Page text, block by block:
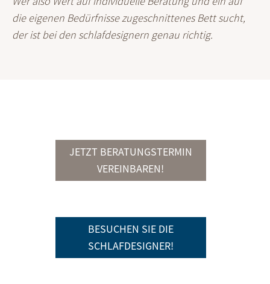
die eigenen Bedürfnisse zugeschnittenes Bett sucht,
der ist bei den schlafdesignern genau richtig.
JETZT BERATUNGSTERMIN
VEREINBAREN!
BESUCHEN SIE DIE
SCHLAFDESIGNER!